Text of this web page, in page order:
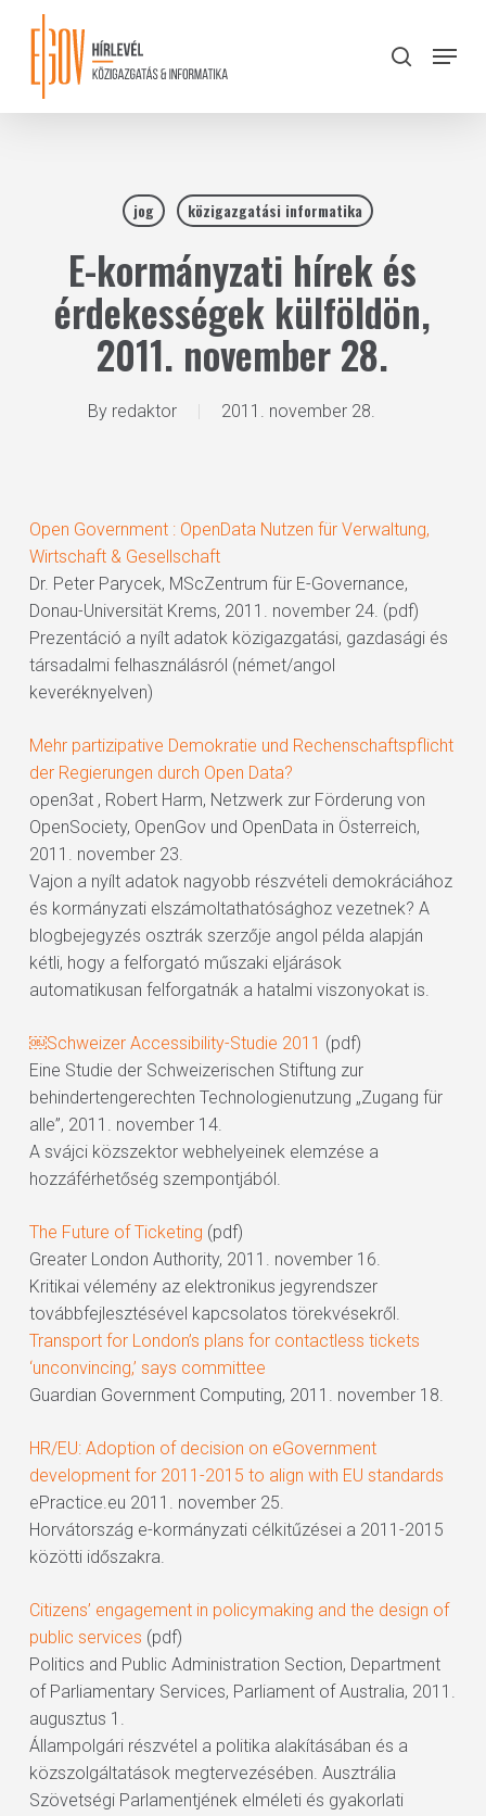
content
search
Menu
jog közigazgatási informatika
E-kormányzati hírek és
érdekességek külföldön,
2011. november 28.
By redaktor 2011. november 28.
Open Government : OpenData Nutzen für Verwaltung,
Wirtschaft & Gesellschaft
Dr. Peter Parycek, MScZentrum für E-Governance,
Donau-Universität Krems, 2011. november 24. (pdf)
Prezentáció a nyílt adatok közigazgatási, gazdasági és
társadalmi felhasználásról (német/angol
keveréknyelven)
Mehr partizipative Demokratie und Rechenschaftspflicht
der Regierungen durch Open Data?
open3at , Robert Harm, Netzwerk zur Förderung von
OpenSociety, OpenGov und OpenData in Österreich,
2011. november 23.
Vajon a nyílt adatok nagyobb részvételi demokráciához
és kormányzati elszámoltathatósághoz vezetnek? A
blogbejegyzés osztrák szerzője angol példa alapján
kétli, hogy a felforgató műszaki eljárások
automatikusan felforgatnák a hatalmi viszonyokat is.
￼Schweizer Accessibility-Studie 2011 (pdf)
Eine Studie der Schweizerischen Stiftung zur
behindertengerechten Technologienutzung „Zugang für
alle”, 2011. november 14.
A svájci közszektor webhelyeinek elemzése a
hozzáférhetőség szempontjából.
The Future of Ticketing (pdf)
Greater London Authority, 2011. november 16.
Kritikai vélemény az elektronikus jegyrendszer
továbbfejlesztésével kapcsolatos törekvésekről.
Transport for London’s plans for contactless tickets
‘unconvincing,’ says committee
Guardian Government Computing, 2011. november 18.
HR/EU: Adoption of decision on eGovernment
development for 2011-2015 to align with EU standards
ePractice.eu 2011. november 25.
Horvátország e-kormányzati célkitűzései a 2011-2015
közötti időszakra.
Citizens’ engagement in policymaking and the design of
public services (pdf)
Politics and Public Administration Section, Department
of Parliamentary Services, Parliament of Australia, 2011.
augusztus 1.
Állampolgári részvétel a politika alakításában és a
közszolgáltatások megtervezésében. Ausztrália
Szövetségi Parlamentjének elméleti és gyakorlati
Close